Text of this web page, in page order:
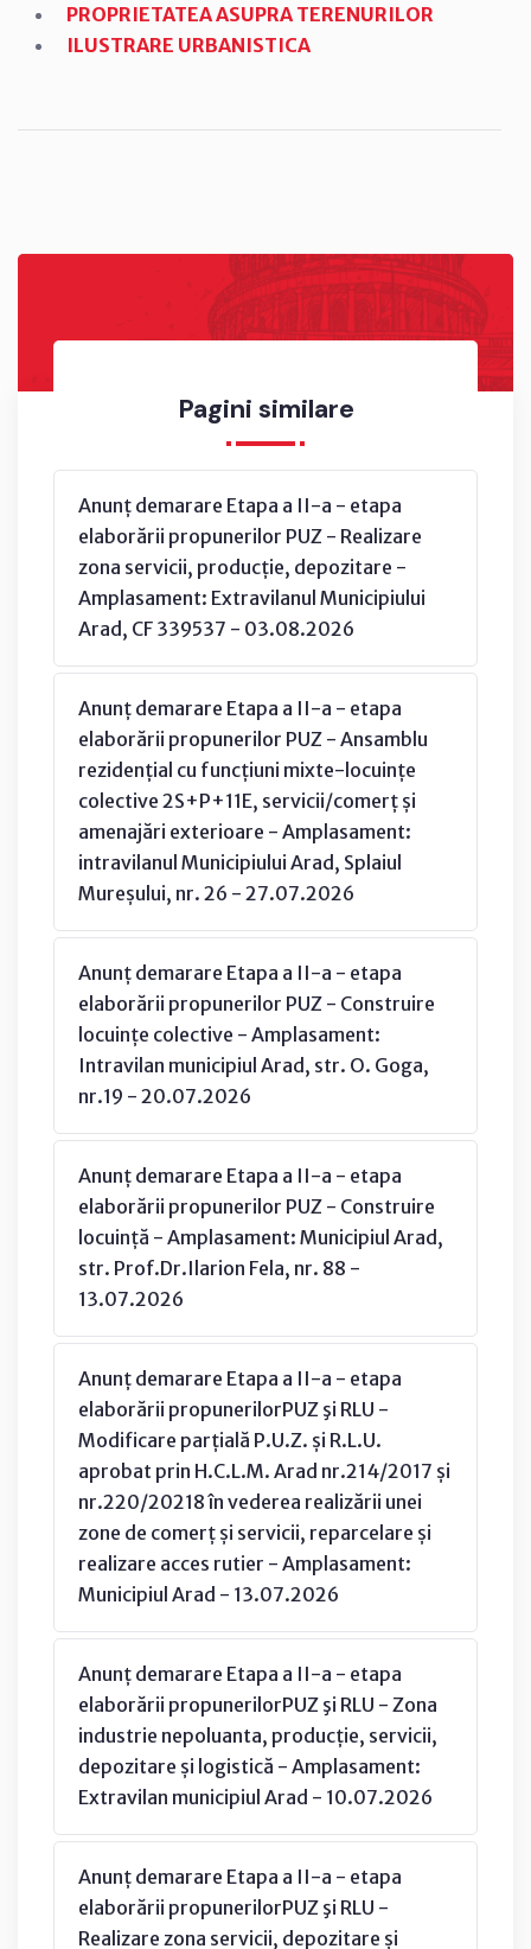
Pagini similare
Anunț demarare Etapa a II-a - etapa
elaborării propunerilor PUZ - Realizare
zona servicii, producție, depozitare -
Amplasament: Extravilanul Municipiului
Arad, CF 339537 - 03.08.2026
Anunț demarare Etapa a II-a - etapa
elaborării propunerilor PUZ - Ansamblu
rezidențial cu funcțiuni mixte-locuințe
colective 2S+P+11E, servicii/comerț și
amenajări exterioare - Amplasament:
intravilanul Municipiului Arad, Splaiul
Mureșului, nr. 26 - 27.07.2026
Anunț demarare Etapa a II-a - etapa
elaborării propunerilor PUZ - Construire
locuințe colective - Amplasament:
Intravilan municipiul Arad, str. O. Goga,
nr.19 - 20.07.2026
Anunț demarare Etapa a II-a - etapa
elaborării propunerilor PUZ - Construire
locuință - Amplasament: Municipiul Arad,
str. Prof.Dr.Ilarion Fela, nr. 88 -
13.07.2026
Anunț demarare Etapa a II-a - etapa
elaborării propunerilorPUZ şi RLU -
Modificare parțială P.U.Z. și R.L.U.
aprobat prin H.C.L.M. Arad nr.214/2017 și
nr.220/20218 în vederea realizării unei
zone de comerț și servicii, reparcelare și
realizare acces rutier - Amplasament:
Municipiul Arad - 13.07.2026
Anunț demarare Etapa a II-a - etapa
elaborării propunerilorPUZ şi RLU - Zona
industrie nepoluanta, producție, servicii,
depozitare și logistică - Amplasament:
Extravilan municipiul Arad - 10.07.2026
Anunț demarare Etapa a II-a - etapa
elaborării propunerilorPUZ şi RLU -
Realizare zona servicii, depozitare și
PROPRIETATEA ASUPRA TERENURILOR
ILUSTRARE URBANISTICA